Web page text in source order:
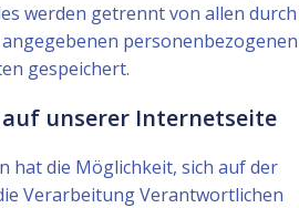
werden getrennt von allen durch
personenbezogenen
gespeichert.
unserer Internetseite
hat die Möglichkeit, sich auf der
Verarbeitung Verantwortlichen